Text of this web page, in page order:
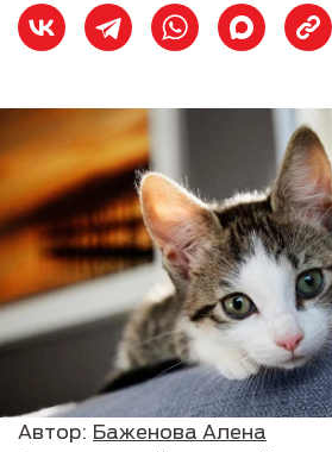
Автор: Баженова Алена